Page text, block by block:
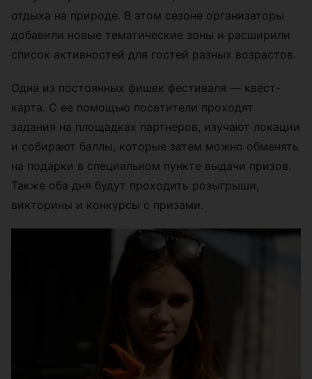
отдыха на природе. В этом сезоне организаторы
добавили новые тематические зоны и расширили
список активностей для гостей разных возрастов.
Одна из постоянных фишек фестиваля — квест-
карта. С ее помощью посетители проходят
задания на площадках партнеров, изучают локации
и собирают баллы, которые затем можно обменять
на подарки в специальном пункте выдачи призов.
Также оба дня будут проходить розыгрыши,
викторины и конкурсы с призами.